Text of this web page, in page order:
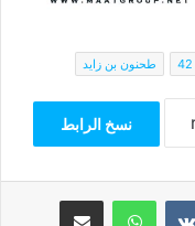
طحنون بن زايد
نسخ الرابط
واتساب مشاركة عبر البريد